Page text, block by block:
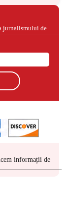
jurnalismului de
informații de